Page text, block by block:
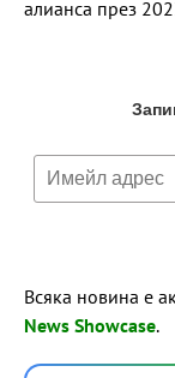
алианса през
Всяка новина е
News Showcase.